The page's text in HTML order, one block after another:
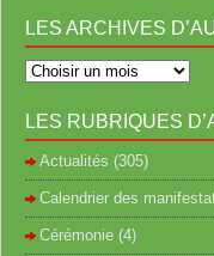
LES ARCHIVES
LES RUBRIQUES
Actualités (305)
Calendrier des
Cérémonie (4)